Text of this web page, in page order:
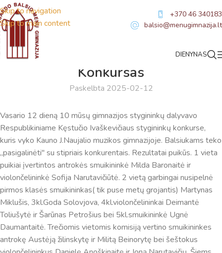
Skip to navigation
Skip to main content
+370 46 340183
balsio@menugimnazija.lt
DIENYNAS
Konkursas
Paskelbta 2025-02-12
Vasario 12 dieną 10 mūsų gimnazijos stygininkų dalyvavo
Respublikiniame Kęstučio Ivaškevičiaus stygininkų konkurse,
kuris vyko Kauno J.Naujalio muzikos gimnazijoje. Balsiukams teko
,,pasigalinėti" su stipriais konkurentais. Rezultatai puikūs. 1 vieta
puikiai įvertintos antrokės smuikininkė Milda Baronaitė ir
violončelininkė Sofija Narutavičiūtė. 2 vietą garbingai nusipelnė
pirmos klasės smuikininkas( tik puse metų grojantis) Martynas
Miklušis, 3kl.Goda Solovjova, 4kl.violončelininkai Deimantė
Toliušytė ir Šarūnas Petrošius bei 5kl.smuikininkė Ugnė
Daumantaitė. Trečiomis vietomis komisiją vertino smuikininkes
antrokę Austėją žilinskytę ir Militą Beinorytę bei šeštokus